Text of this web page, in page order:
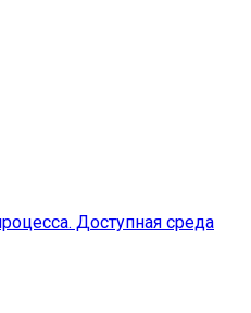
Доступная среда